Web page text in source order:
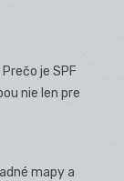
je SPF
nie len pre
mapy a